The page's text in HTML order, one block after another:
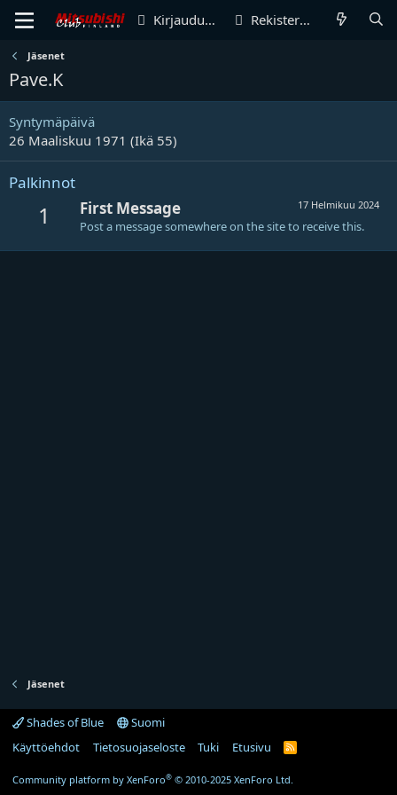
Kirjaudu sisään Rekisteröidy
Jäsenet
Pave.K
Syntymäpäivä
26 Maaliskuu 1971 (Ikä 55)
Palkinnot
1 17 Helmikuu 2024
First Message
Post a message somewhere on the site to receive this.
Jäsenet
Shades of Blue
Suomi
Käyttöehdot
Tietosuojaseloste Tuki Etusivu
R
Community platform by XenForo® © 2010-2025 XenForo Ltd.